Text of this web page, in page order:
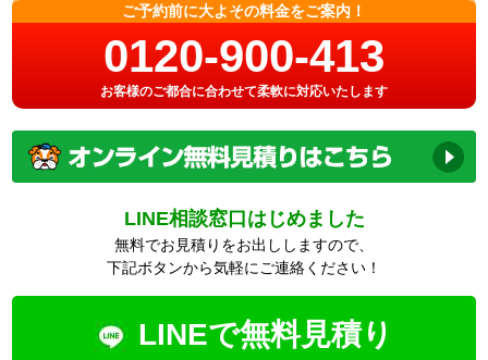
ご予約前に大よその料金をご案内！
0120-900-413
お客様のご都合に合わせて柔軟に対応いたします
LINE相談窓口はじめました
無料でお見積りをお出ししますので、
下記ボタンから気軽にご連絡ください！
LINEで無料見積り